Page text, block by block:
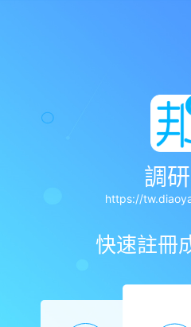
調
https://
快速註冊